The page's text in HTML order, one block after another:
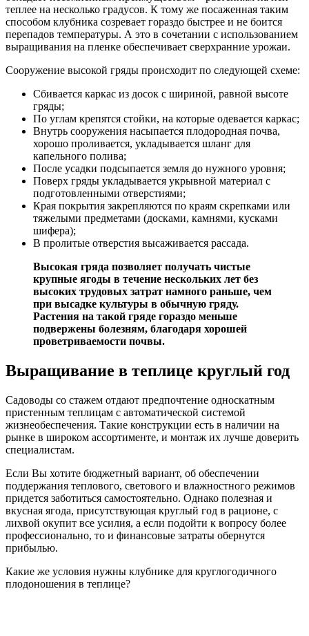
теплее на несколько градусов. К тому же посаженная таким
способом клубника созревает гораздо быстрее и не боится
перепадов температуры. А это в сочетании с использованием
выращивания на пленке обеспечивает сверхранние урожаи.
Сооружение высокой гряды происходит по следующей схеме:
Сбивается каркас из досок с шириной, равной высоте
гряды;
По углам крепятся стойки, на которые одевается каркас;
Внутрь сооружения насыпается плодородная почва,
хорошо проливается, укладывается шланг для
капельного полива;
После усадки подсыпается земля до нужного уровня;
Поверх гряды укладывается укрывной материал с
подготовленными отверстиями;
Края покрытия закрепляются по краям скрепками или
тяжелыми предметами (досками, камнями, кусками
шифера);
В пролитые отверстия высаживается рассада.
Высокая гряда позволяет получать чистые
крупные ягоды в течение нескольких лет без
высоких трудовых затрат намного раньше, чем
при высадке культуры в обычную гряду.
Растения на такой гряде гораздо меньше
подвержены болезням, благодаря хорошей
проветриваемости почвы.
Выращивание в теплице круглый год
Садоводы со стажем отдают предпочтение односкатным
пристенным теплицам с автоматической системой
жизнеобеспечения. Такие конструкции есть в наличии на
рынке в широком ассортименте, и монтаж их лучше доверить
специалистам.
Если Вы хотите бюджетный вариант, об обеспечении
поддержания теплового, светового и влажностного режимов
придется заботиться самостоятельно. Однако полезная и
вкусная ягода, присутствующая круглый год в рационе, с
лихвой окупит все усилия, а если подойти к вопросу более
профессионально, то и финансовые затраты обернутся
прибылью.
Какие же условия нужны клубнике для круглогодичного
плодоношения в теплице?